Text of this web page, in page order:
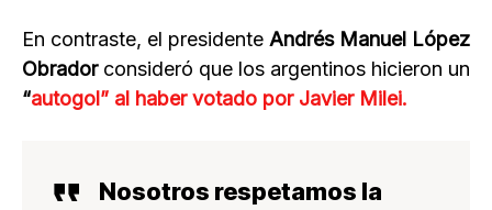
En contraste, el presidente Andrés Manuel López
Obradorconsideró que los argentinos hicieron un
“autogol” al haber votado por Javier Milei.
Nosotros respetamos la